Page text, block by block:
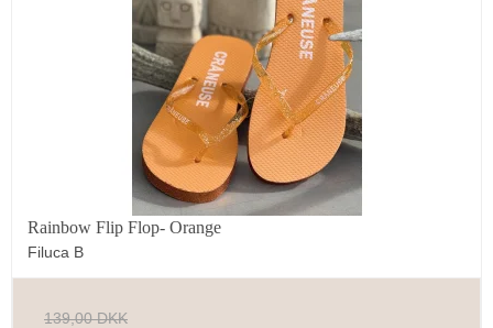
Rainbow Flip Flop- Orange
Filuca B
139,00 DKK